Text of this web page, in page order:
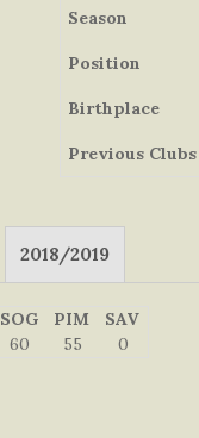
Season
Position
Birthplace
Previous Clubs
2018/2019
SOG PIM
SAV
60 55 0